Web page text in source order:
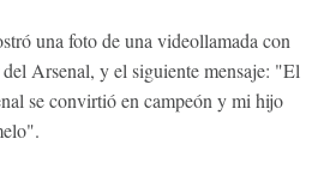
una foto de una videollamada con
Arsenal, y el siguiente mensaje: "El
se convirtió en campeón y mi hijo